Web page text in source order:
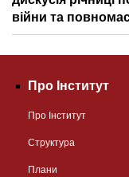
війни та
Про Інститут
Про Інститут
Структура
Плани